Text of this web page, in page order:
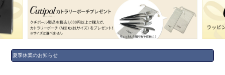
夏季休業のお知らせ